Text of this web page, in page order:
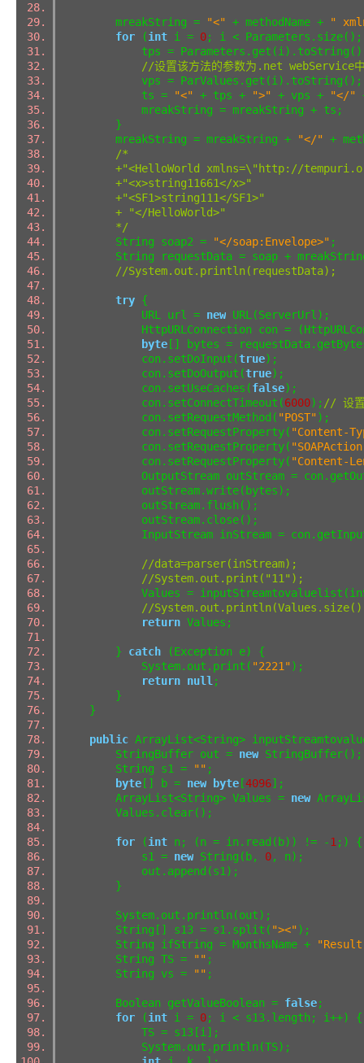
mreakString = "<" + methodName +
"
for (int i = 0; i <
tps =
//设置该方法的参数为.net webService
vps =
ts =
"<" + tps + ">" + vps + "</"
mreakString = mreakString + ts;
}
mreakString = mreakString +
"</"
+
/*
+"<HelloWorld xmlns=\"http://
+"<x>string11661</x>"
+"<SF1>string111</SF1>"
+ "</HelloWorld>"
*/
String soap2 =
"</soap:Envelope>" ;
String requestData = soap +
//System.out.println(requestData);
try {
URL url = new URL(ServerUrl);
HttpURLConnection con =
byte[] bytes =
con.setDoInput(true);
con.setDoOutput(true);
con.setUseCaches(false);
con.setConnectTimeout(6000); // 设置
con.setRequestMethod( "POST" );
con.setRequestProperty( "Content-
con.setRequestProperty(
con.setRequestProperty( "Content-
OutputStream outStream =
outStream.write(bytes);
outStream.flush();
outStream.close();
InputStream inStream =
//data=parser(inStream);
//System.out.print("11");
Values =
//
return Values;
} catch (Exception e) {
System.out.print( "2221" );
return null ;
}
}
public ArrayList<String>
StringBuffer out = new
String s1 =
"" ;
byte[] b = new byte[4096];
ArrayList<String> Values = new
Values.clear();
for (int n; (n = in.read(b)) != -1 ;)
s1 = new String(b, 0, n);
out.append(s1);
}
System.out.println(out);
String[] s13 = s1.split( "><" );
String ifString = MonthsName +
String TS =
"" ;
String vs =
"" ;
Boolean getValueBoolean = false;
for (int i = 0; i < s13.length;
TS = s13[i];
System.out.println(TS);